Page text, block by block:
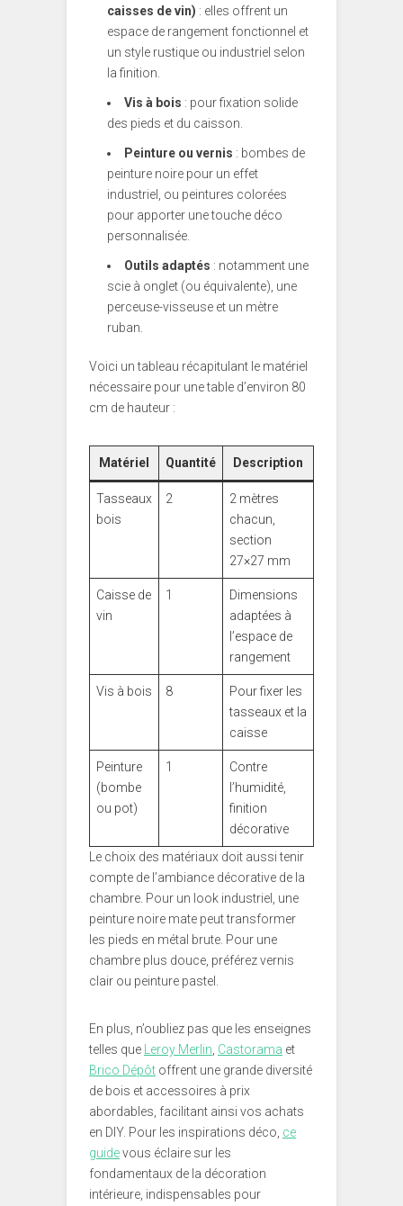
caisses de vin) : elles offrent un
espace de rangement fonctionnel et
un style rustique ou industriel selon
la finition.
Vis à bois : pour fixation solide
des pieds et du caisson.
Peinture ou vernis : bombes de
peinture noire pour un effet
industriel, ou peintures colorées
pour apporter une touche déco
personnalisée.
Outils adaptés : notamment une
scie à onglet (ou équivalente), une
perceuse-visseuse et un mètre
ruban.
Voici un tableau récapitulant le matériel
nécessaire pour une table d’environ 80
cm de hauteur :
Matériel Quantité Description
Tasseaux
bois
2
2 mètres
chacun,
section
27×27 mm
Caisse de
vin
1
Dimensions
adaptées à
l’espace de
rangement
Vis à bois 8
Pour fixer les
tasseaux et la
caisse
Peinture
(bombe
ou pot)
1
Contre
l’humidité,
finition
décorative
Le choix des matériaux doit aussi tenir
compte de l’ambiance décorative de la
chambre. Pour un look industriel, une
peinture noire mate peut transformer
les pieds en métal brute. Pour une
chambre plus douce, préférez vernis
clair ou peinture pastel.
En plus, n’oubliez pas que les enseignes
telles que
Leroy Merlin Castorama et
Brico Dépôt offrent une grande diversité
de bois et accessoires à prix
abordables, facilitant ainsi vos achats
en DIY. Pour les inspirations déco, ce
guidevous éclaire sur les
fondamentaux de la décoration
intérieure, indispensables pour